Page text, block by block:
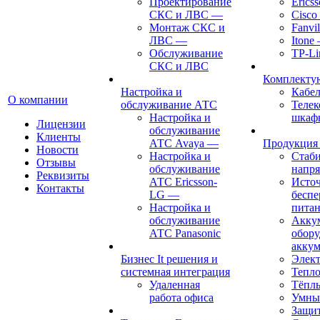
О компании
Лицензии
Клиенты
Новости
Отзывы
Реквизиты
Контакты
СКС и ЛВС —
Монтаж СКС и
ЛВС —
Обслуживание
СКС и ЛВС
Настройка и
обслуживание АТС
Настройка и
обслуживание
АТС Avaya —
Настройка и
обслуживание
АТС Ericsson-
LG —
Настройка и
обслуживание
АТС Panasonic
Бизнес It решения и
системная интеграция
Удаленная
работа офиса
Cisco
Fanvil
Itone
TP-
Продукция